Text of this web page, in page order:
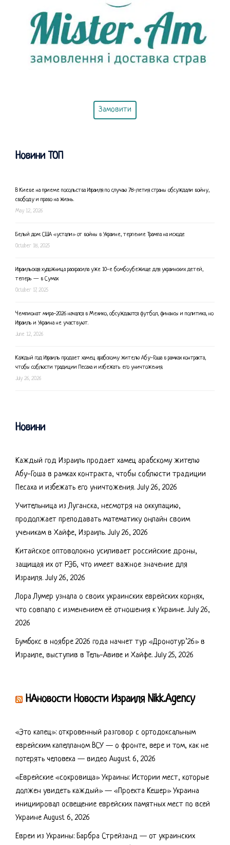
Замовити
Новини ТОП
В Киеве на приеме посольства Израиля по случаю 78-летия страны обсуждали войну,
свободу и право на жизнь.
May 12, 2026
Белый дом: США «устали» от войны в Украине, терпение Трампа на исходе
October 18, 2025
Израильская художница раскрасила уже 10-е бомбоубежище для украинских детей,
теперь — в Сумах
October 17, 2025
Чемпионат мира-2026 начался в Мехико, обсуждаются футбол, финансы и политика, но
Израиль и Украина не участвуют.
June 12, 2026
Каждый год Израиль продает хамец арабскому жителю Абу-Гоша в рамках контракта,
чтобы соблюсти традиции Песаха и избежать его уничтожения.
July 26, 2026
Новини
Каждый год Израиль продает хамец арабскому жителю
Абу-Гоша в рамках контракта, чтобы соблюсти традиции
Песаха и избежать его уничтожения. July 26, 2026
Учительница из Луганска, несмотря на оккупацию,
продолжает преподавать математику онлайн своим
ученикам в Хайфе, Израиль. July 26, 2026
Китайское оптоволокно усиливает российские дроны,
защищая их от РЭБ, что имеет важное значение для
Израиля. July 26, 2026
Лора Лумер узнала о своих украинских еврейских корнях,
что совпало с изменением её отношения к Украине. July 26,
2026
Бумбокс в ноябре 2026 года начнет тур «Дронотур’26» в
Израиле, выступив в Тель-Авиве и Хайфе. July 25, 2026
НАновости Новости Израиля Nikk.Agency
«Это капец»: откровенный разговор с ортодоксальным
еврейским капелланом ВСУ — о фронте, вере и том, как не
потерять человека — видео August 6, 2026
«Еврейские «сокровища» Украины: Истории мест, которые
должен увидеть каждый» — «Проекта Кешер» Украина
инициировал освещение еврейских памятных мест по всей
Украине August 6, 2026
Евреи из Украины: Барбра Стрейзанд — от украинских